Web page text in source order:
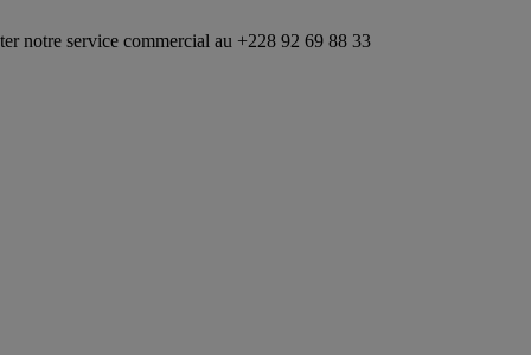
commercial au +228 92 69 88 33